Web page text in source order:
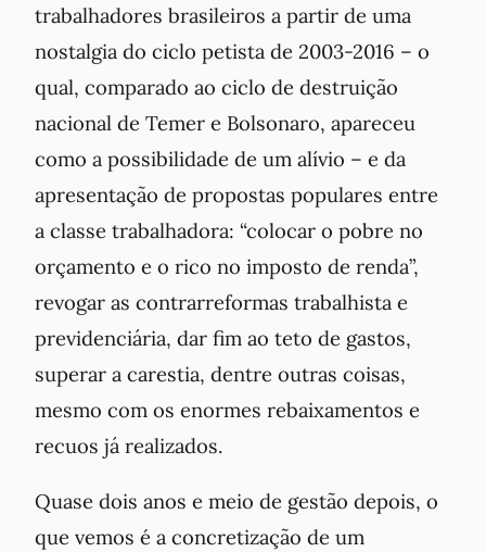
trabalhadores brasileiros a partir de uma
nostalgia do ciclo petista de 2003-2016 – o
qual, comparado ao ciclo de destruição
nacional de Temer e Bolsonaro, apareceu
como a possibilidade de um alívio – e da
apresentação de propostas populares entre
a classe trabalhadora: “colocar o pobre no
orçamento e o rico no imposto de renda”,
revogar as contrarreformas trabalhista e
previdenciária, dar fim ao teto de gastos,
superar a carestia, dentre outras coisas,
mesmo com os enormes rebaixamentos e
recuos já realizados.
Quase dois anos e meio de gestão depois, o
que vemos é a concretização de um